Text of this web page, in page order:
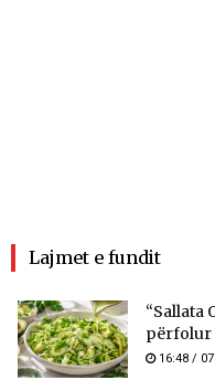
Lajmet e fundit
“Sallata
përfolur
16:48 /